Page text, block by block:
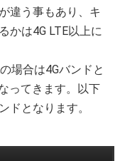
違う事もあり、キ
かは4G LTE以上に
場合は4Gバンドと
ってきます。以下
ドとなります。